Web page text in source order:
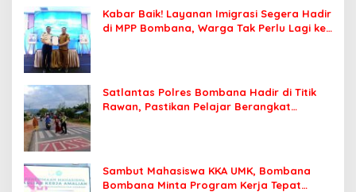
Kabar Baik! Layanan Imigrasi Segera Hadir
di MPP Bombana, Warga Tak Perlu Lagi ke
Satlantas Polres Bombana Hadir di Titik
Rawan, Pastikan Pelajar Berangkat
Sambut Mahasiswa KKA UMK, Bombana
Bombana Minta Program Kerja Tepat